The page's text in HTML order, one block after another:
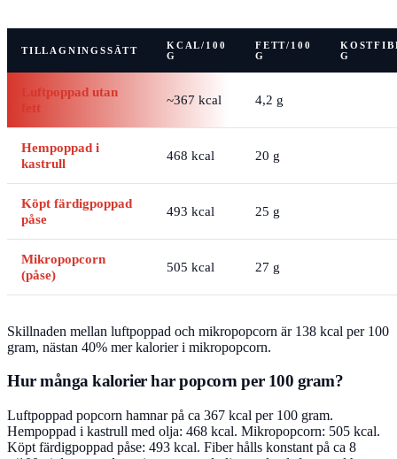
TILLAGNINGSSÄTT
KCAL/100
G
FETT/100
G
G
Luftpoppad utan
fett
~367 kcal 4,2 g
Hempoppad i
kastrull
468 kcal 20 g
Köpt färdigpoppad
påse
493 kcal 25 g
Mikropopcorn
(påse)
505 kcal 27 g
Skillnaden mellan luftpoppad och mikropopcorn är 138 kcal per 100
gram, nästan 40% mer kalorier i mikropopcorn.
Hur många kalorier har popcorn per 100 gram?
Luftpoppad popcorn hamnar på ca 367 kcal per 100 gram.
Hempoppad i kastrull med olja: 468 kcal. Mikropopcorn: 505 kcal.
Köpt färdigpoppad påse: 493 kcal. Fiber hålls konstant på ca 8